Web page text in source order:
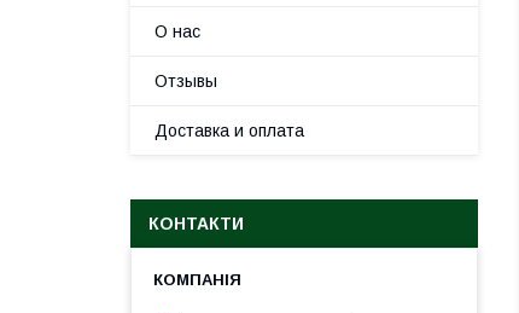
О нас
Отзывы
Доставка и оплата
КОНТАКТИ